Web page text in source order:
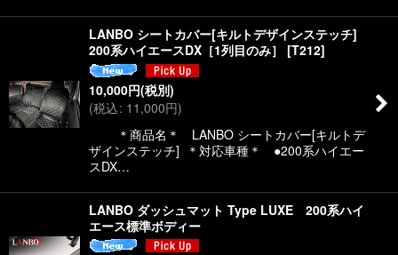
LANBO シートカバー[キルトデザインステッチ]
200系ハイエースDX［1列目のみ］
[T212]
10,000円(税別)
(税込: 11,000円)
＊商品名＊ LANBO シートカバー[キルトデ
ザインステッチ] ＊対応車種＊ ●200系ハイエー
スDX…
LANBO ダッシュマット Type LUXE 200系ハイ
エース標準ボディー